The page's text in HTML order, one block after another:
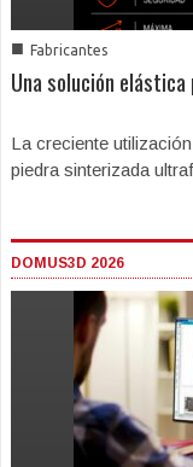
■ Fabricantes
Una solución
La creciente
piedra sinterizada
DOMUS3D 2026